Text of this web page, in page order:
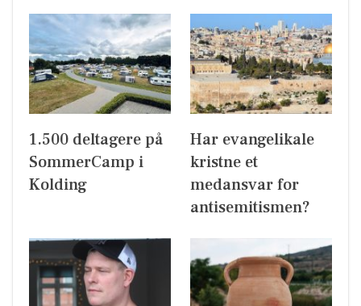
1.500 deltagere på
SommerCamp i
Kolding
Har evangelikale
kristne et
medansvar for
antisemitismen?